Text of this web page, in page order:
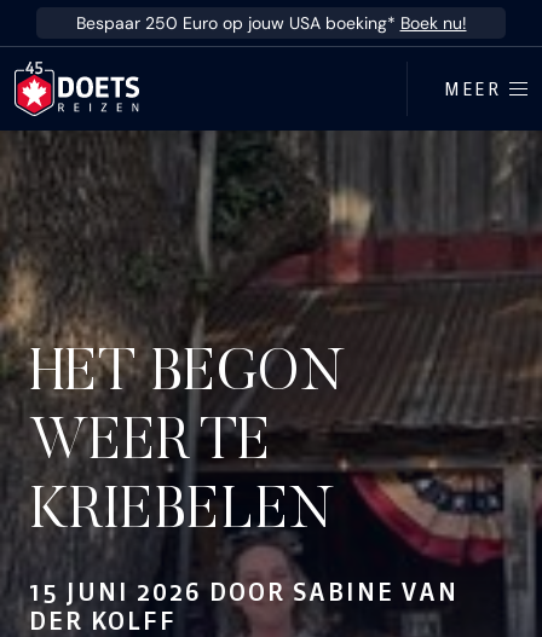
Ga direct naar inhoud
Bespaar 250 Euro op jouw USA boeking* Boek nu!
MEER
HET BEGON
WEER TE
KRIEBELEN
15 JUNI 2026 DOOR SABINE VAN
DER KOLFF